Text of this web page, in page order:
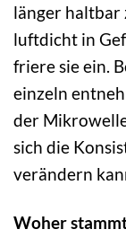
länger haltbar
luftdicht in
friere sie ein.
einzeln
der
sich die
verändern
Woher